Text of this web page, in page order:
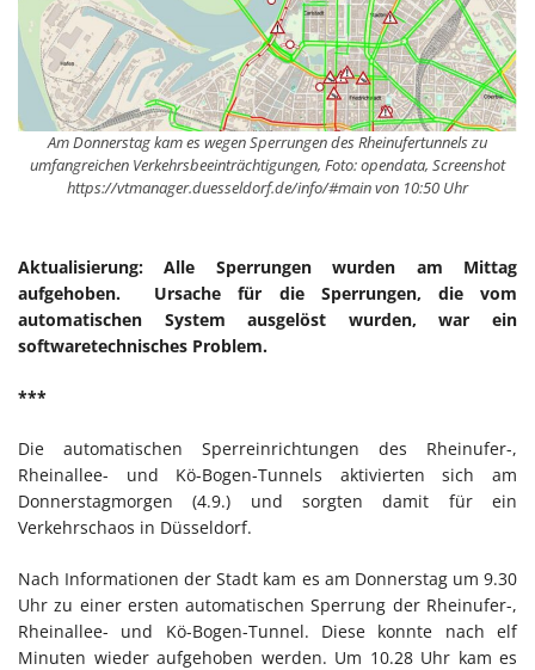
Am Donnerstag kam es wegen Sperrungen des Rheinufertunnels zu
umfangreichen Verkehrsbeeinträchtigungen, Foto: opendata, Screenshot
https://vtmanager.duesseldorf.de/info/#main von 10:50 Uhr
Aktualisierung: Alle Sperrungen wurden am Mittag
aufgehoben. Ursache für die Sperrungen, die vom
automatischen System ausgelöst wurden, war ein
softwaretechnisches Problem.
***
Die automatischen Sperreinrichtungen des Rheinufer-,
Rheinallee- und Kö-Bogen-Tunnels aktivierten sich am
Donnerstagmorgen (4.9.) und sorgten damit für ein
Verkehrschaos in Düsseldorf.
Nach Informationen der Stadt kam es am Donnerstag um 9.30
Uhr zu einer ersten automatischen Sperrung der Rheinufer-,
Rheinallee- und Kö-Bogen-Tunnel. Diese konnte nach elf
Minuten wieder aufgehoben werden. Um 10.28 Uhr kam es